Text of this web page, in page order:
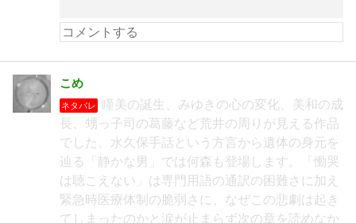
こめ
ネタバレ
瞳美の誕生、みゆきの心の変化、美和の成
長、甥っ子司の葛藤など荒井の周りが見える作品
でした。水久保手話という方言から遺体の身元を
辿る「静かな男」では何森も登場します。「慟哭
は聴こえない」は専門用語の通訳の困難さに加え
緊急時医療体制の脆弱さに、なぜこの悲劇は起き
てしまったのかと涙が止まらず次の章を読めなか